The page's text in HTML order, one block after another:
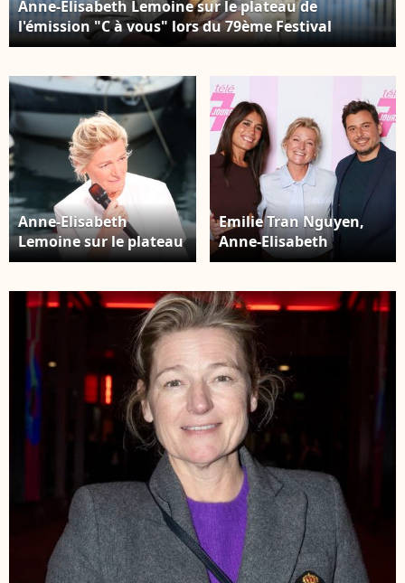
Anne-Elisabeth Lemoine sur le plateau de
l'émission "C à vous" lors du 79ème Festival
International du Film de Cannes le 14 mai 2026. ©
Anne-Elisabeth
Lemoine sur le plateau
de l'émission "C à
Festival International
du Film de Cannes le 13
mai 2026. © Jack
Tribeca / Bestimage
Emilie Tran Nguyen,
Anne-Elisabeth
Lemoine et Lorrain
soirée Télé 7 jours Chez
Francette à Paris, jeudi
4 septembre 2025. ©
Christophe Aubert via
Bestimage